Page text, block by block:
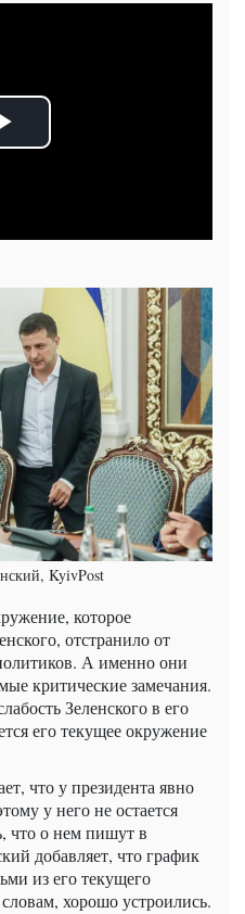
KyivPost
которое
отстранило от
А именно они
критические замечания.
Зеленского в его
его текущее окружение
что у президента явно
у него не остается
что о нем пишут в
добавляет, что график
из его текущего
хорошо устроились.